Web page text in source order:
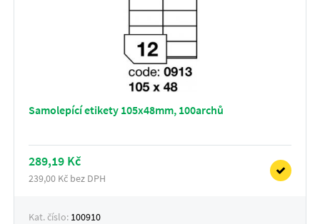
Samolepící etikety 105x48mm, 100archů
289,19 Kč
239,00 Kč bez DPH
Kat. číslo: 100910